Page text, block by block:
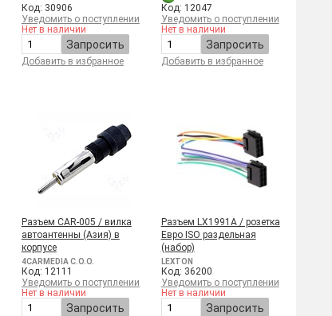
Код: 30906
Уведомить о поступлении
Нет в наличии
Запросить
Добавить в избранное
Код: 12047
Уведомить о поступлении
Нет в наличии
Запросить
Добавить в избранное
Разъем CAR-005 / вилка
автоантенны (Aзия) в
корпусе
4CARMEDIA C.O.O.
Код: 12111
Уведомить о поступлении
Нет в наличии
Запросить
Разъем LX1991A / розетка
Евро ISO раздельная
(набор)
LEXTON
Код: 36200
Уведомить о поступлении
Нет в наличии
Запросить